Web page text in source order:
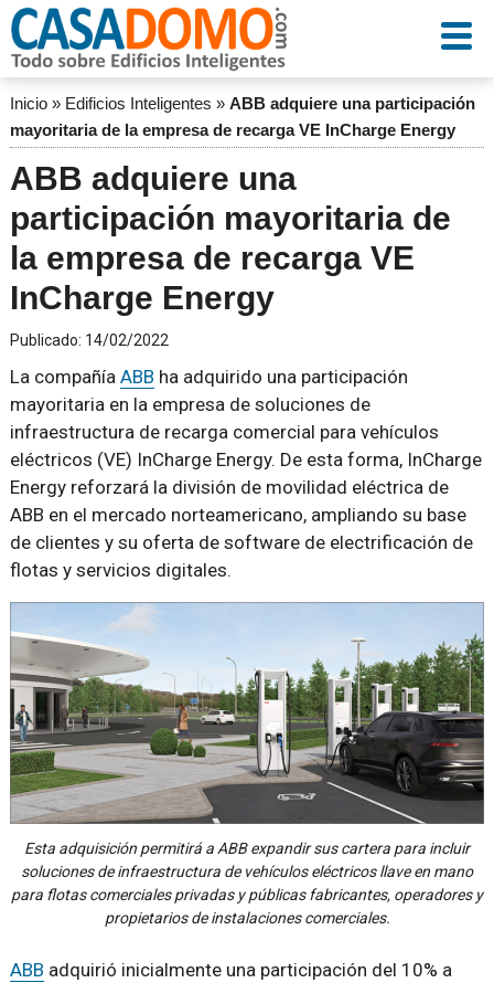
Inicio» Edificios Inteligentes » ABB adquiere una participación
mayoritaria de la empresa de recarga VE InCharge Energy
ABB adquiere una
participación mayoritaria de
la empresa de recarga VE
InCharge Energy
Publicado: 14/02/2022
La compañía ABB ha adquirido una participación
mayoritaria en la empresa de soluciones de
infraestructura de recarga comercial para vehículos
eléctricos (VE) InCharge Energy. De esta forma, InCharge
Energy reforzará la división de movilidad eléctrica de
ABB en el mercado norteamericano, ampliando su base
de clientes y su oferta de software de electrificación de
flotas y servicios digitales.
Esta adquisición permitirá a ABB expandir sus cartera para incluir
soluciones de infraestructura de vehículos eléctricos llave en mano
para flotas comerciales privadas y públicas fabricantes, operadores y
propietarios de instalaciones comerciales.
ABB adquirió inicialmente una participación del 10% a